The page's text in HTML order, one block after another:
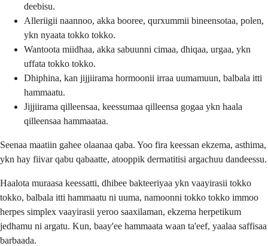
deebisu.
Alleriigii naannoo, akka booree, qurxummii bineensotaa, polen,
ykn nyaata tokko tokko.
Wantoota miidhaa, akka sabuunni cimaa, dhiqaa, urgaa, ykn
uffata tokko tokko.
Dhiphina, kan jijjiirama hormoonii irraa uumamuun, balbala itti
hammaatu.
Jijjiirama qilleensaa, keessumaa qilleensa gogaa ykn haala
qilleensaa hammaataa.
Seenaa maatiin gahee olaanaa qaba. Yoo fira keessan ekzema, asthima,
ykn hay fiivar qabu qabaatte, atooppik dermatitisi argachuu dandeessu.
Haalota muraasa keessatti, dhibee bakteeriyaa ykn vaayirasii tokko
tokko, balbala itti hammaatu ni uuma, namoonni tokko tokko immoo
herpes simplex vaayirasii yeroo saaxilaman, ekzema herpetikum
jedhamu ni argatu. Kun, baay'ee hammaata waan ta'eef, yaalaa saffisaa
barbaada.